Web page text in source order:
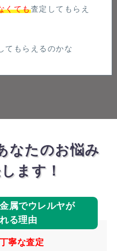
くても査定してもらえ
てもらえるのかな
なたのお悩み
ます！
属でウレルヤが
る理由
寧な査定